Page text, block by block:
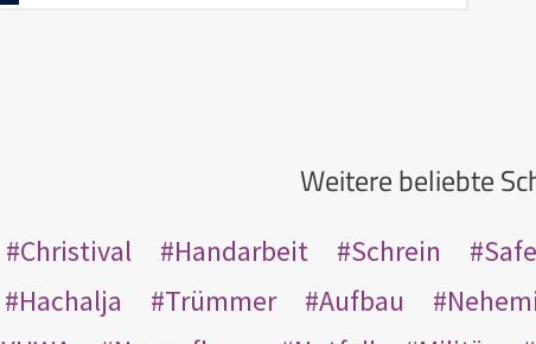
Weitere beliebte
Christival Handarbeit Schrein Safe
Hachalja
Trümmer Aufbau